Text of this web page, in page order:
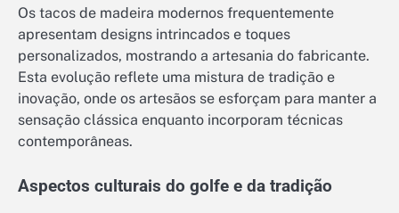
Os tacos de madeira modernos frequentemente
apresentam designs intrincados e toques
personalizados, mostrando a artesania do fabricante.
Esta evolução reflete uma mistura de tradição e
inovação, onde os artesãos se esforçam para manter a
sensação clássica enquanto incorporam técnicas
contemporâneas.
Aspectos culturais do golfe e da tradição